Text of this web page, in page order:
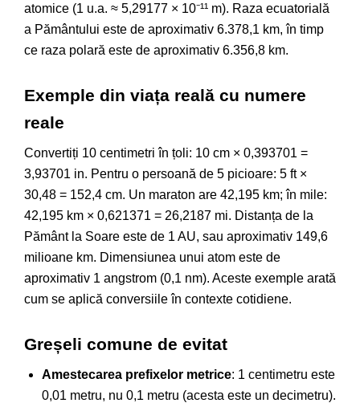
atomice (1 u.a. ≈ 5,29177 × 10⁻¹¹ m). Raza ecuatorială
a Pământului este de aproximativ 6.378,1 km, în timp
ce raza polară este de aproximativ 6.356,8 km.
Exemple din viața reală cu numere
reale
Convertiți 10 centimetri în țoli: 10 cm × 0,393701 =
3,93701 in. Pentru o persoană de 5 picioare: 5 ft ×
30,48 = 152,4 cm. Un maraton are 42,195 km; în mile:
42,195 km × 0,621371 = 26,2187 mi. Distanța de la
Pământ la Soare este de 1 AU, sau aproximativ 149,6
milioane km. Dimensiunea unui atom este de
aproximativ 1 angstrom (0,1 nm). Aceste exemple arată
cum se aplică conversiile în contexte cotidiene.
Greșeli comune de evitat
Amestecarea prefixelor metrice: 1 centimetru este
0,01 metru, nu 0,1 metru (acesta este un decimetru).